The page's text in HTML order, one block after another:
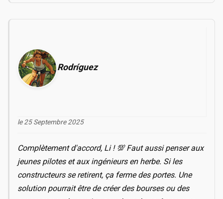
Rodríguez
le 25 Septembre 2025
Complètement d'accord, Li ! 💯 Faut aussi penser aux
jeunes pilotes et aux ingénieurs en herbe. Si les
constructeurs se retirent, ça ferme des portes. Une
solution pourrait être de créer des bourses ou des